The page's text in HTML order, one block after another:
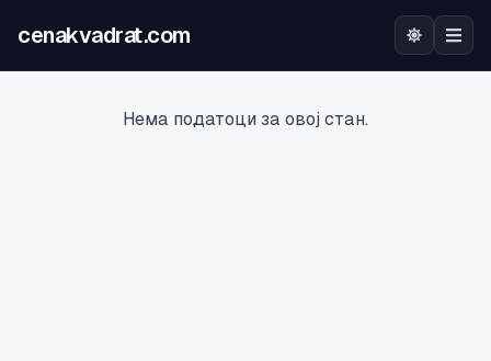
cenakvadrat.com
Нема податоци за овој стан.